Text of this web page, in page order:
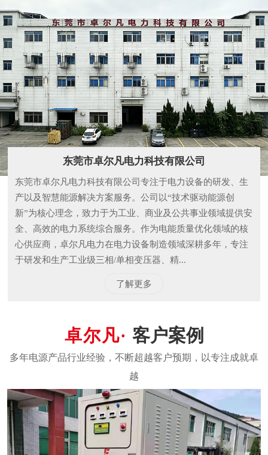
东莞市卓尔凡电力科技有限公司
东莞市卓尔凡电力科技有限公司专注于电力设备的研发、生
产以及智慧能源解决方案服务。公司以“技术驱动能源创
新”为核心理念，致力于为工业、商业及公共事业领域提供安
全、高效的电力系统综合服务。作为电能质量优化领域的核
心供应商，卓尔凡电力在电力设备制造领域深耕多年，专注
于研发和生产工业级三相/单相变压器、精...
了解更多
客户案例